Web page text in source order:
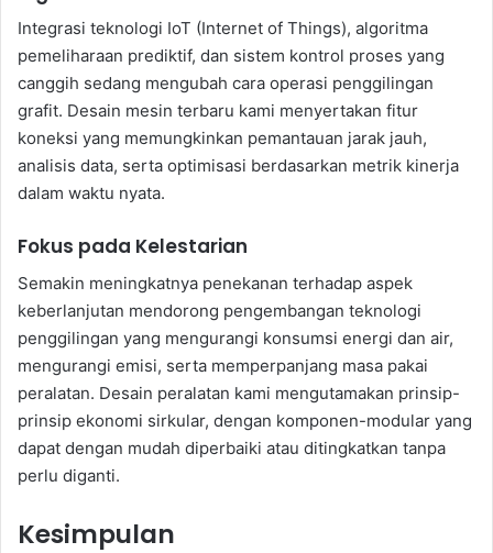
Integrasi teknologi IoT (Internet of Things), algoritma
pemeliharaan prediktif, dan sistem kontrol proses yang
canggih sedang mengubah cara operasi penggilingan
grafit. Desain mesin terbaru kami menyertakan fitur
koneksi yang memungkinkan pemantauan jarak jauh,
analisis data, serta optimisasi berdasarkan metrik kinerja
dalam waktu nyata.
Fokus pada Kelestarian
Semakin meningkatnya penekanan terhadap aspek
keberlanjutan mendorong pengembangan teknologi
penggilingan yang mengurangi konsumsi energi dan air,
mengurangi emisi, serta memperpanjang masa pakai
peralatan. Desain peralatan kami mengutamakan prinsip-
prinsip ekonomi sirkular, dengan komponen-modular yang
dapat dengan mudah diperbaiki atau ditingkatkan tanpa
perlu diganti.
Kesimpulan